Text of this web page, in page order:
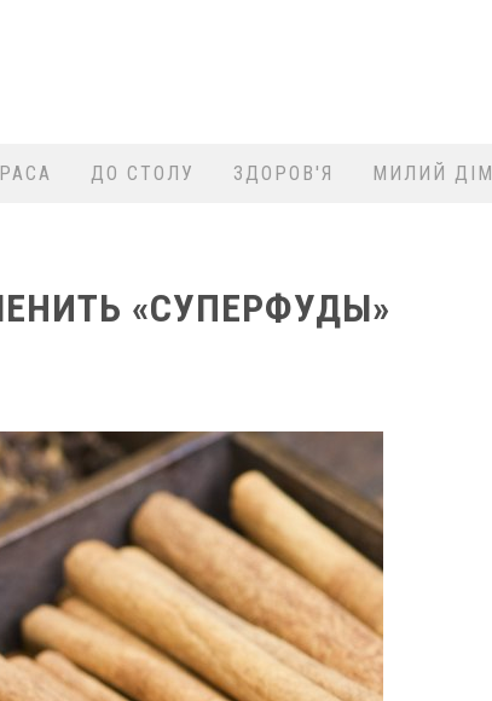
ДО СТОЛУ ЗДОРОВ'Я МИЛИЙ ДІМ
«СУПЕРФУДЫ»